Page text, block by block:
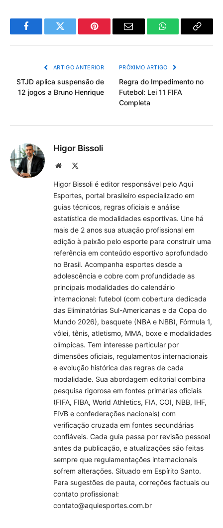
FacebookTwitter Pinterest Email WhatsAppCopiar
ARTIGO ANTERIOR
STJD aplica suspensão de
12 jogos a Bruno Henrique
PRÓXIMO ARTIGO
Regra do Impedimento no
Futebol: Lei 11 FIFA
Completa
Higor Bissoli
Site
Higor Bissoli é editor responsável pelo Aqui
Esportes, portal brasileiro especializado em
guias técnicos, regras oficiais e análise
estatística de modalidades esportivas. Une há
mais de 2 anos sua atuação profissional em
edição à paixão pelo esporte para construir uma
referência em conteúdo esportivo aprofundado
no Brasil. Acompanha esportes desde a
adolescência e cobre com profundidade as
principais modalidades do calendário
internacional: futebol (com cobertura dedicada
das Eliminatórias Sul-Americanas e da Copa do
Mundo 2026), basquete (NBA e NBB), Fórmula 1,
vôlei, tênis, atletismo, MMA, boxe e modalidades
olímpicas. Tem interesse particular por
dimensões oficiais, regulamentos internacionais
e evolução histórica das regras de cada
modalidade. Sua abordagem editorial combina
pesquisa rigorosa em fontes primárias oficiais
(FIFA, FIBA, World Athletics, FIA, COI, NBB, IHF,
FIVB e confederações nacionais) com
verificação cruzada em fontes secundárias
confiáveis. Cada guia passa por revisão pessoal
antes da publicação, e atualizações são feitas
sempre que regulamentações internacionais
sofrem alterações. Situado em Espírito Santo.
Para sugestões de pauta, correções factuais ou
contato profissional:
contato@aquiesportes.com.br